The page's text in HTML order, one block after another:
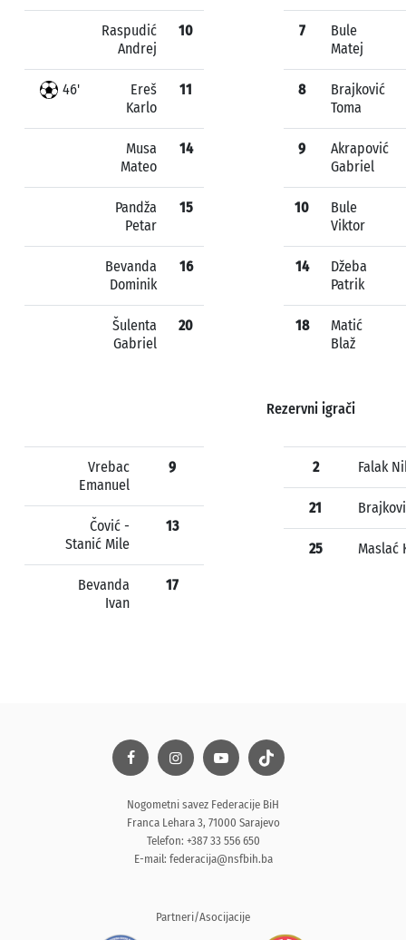
Raspudić
Andrej
10
46'
Ereš
Karlo
11
Musa
Mateo
14
Pandža
Petar
15
Bevanda
Dominik
16
Šulenta
Gabriel
20
7
Bule
Matej
8
Brajković
Toma
9
Akrapović
Gabriel
10
Bule
Viktor
14
Džeba
Patrik
18
Matić
Blaž
Rezervni igrači
Vrebac
Emanuel
9
Čović -
Stanić Mile
13
Bevanda
Ivan
17
2 Falak
21
25 Maslać
Nogometni savez Federacije BiH
Franca Lehara 3, 71000 Sarajevo
Telefon: +387 33 556 650
E-mail: federacija@nsfbih.ba
Partneri/Asocijacije